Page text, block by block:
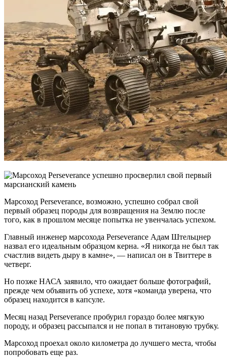
Марсоход Perseverance, возможно, успешно собрал свой
первый образец породы для возвращения на Землю после
того, как в прошлом месяце попытка не увенчалась успехом.
Главный инженер марсохода Perseverance Адам Штельцнер
назвал его идеальным образцом керна. «Я никогда не был так
счастлив видеть дыру в камне», — написал он в Твиттере в
четверг.
Но позже НАСА заявило, что ожидает больше фотографий,
прежде чем объявить об успехе, хотя «команда уверена, что
образец находится в капсуле.
Месяц назад Perseverance пробурил гораздо более мягкую
породу, и образец рассыпался и не попал в титановую трубку.
Марсоход проехал около километра до лучшего места, чтобы
попробовать еще раз.